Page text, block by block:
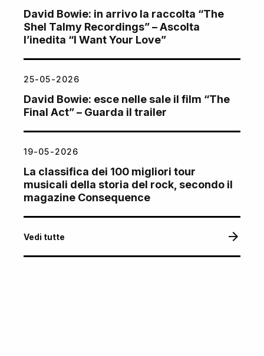
David Bowie: in arrivo la raccolta “The
Shel Talmy Recordings” – Ascolta
l’inedita “I Want Your Love”
25-05-2026
David Bowie: esce nelle sale il film “The
Final Act” – Guarda il trailer
19-05-2026
La classifica dei 100 migliori tour
musicali della storia del rock, secondo il
magazine Consequence
Vedi tutte